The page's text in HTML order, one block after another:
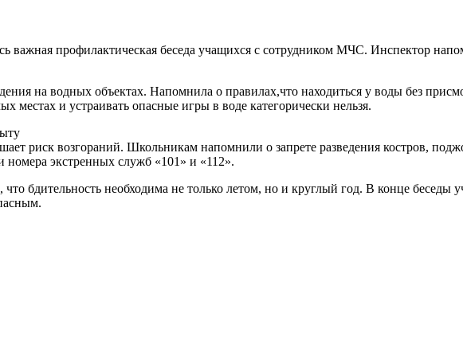
важная профилактическая беседа учащихся с сотрудником МЧС. Инспектор
на водных объектах. Напомнила о правилах,что находиться у воды без
местах и устраивать опасные игры в воде категорически нельзя.
риск возгораний. Школьникам напомнили о запрете разведения костров,
экстренных служб «101» и «112».
что бдительность необходима не только летом, но и круглый год. В конце